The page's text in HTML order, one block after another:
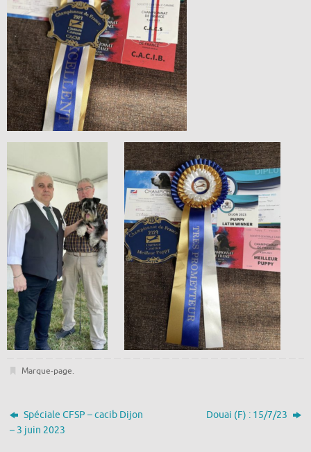
Marque-page.
Spéciale CFSP – cacib Dijon
– 3 juin 2023
Douai (F) : 15/7/23